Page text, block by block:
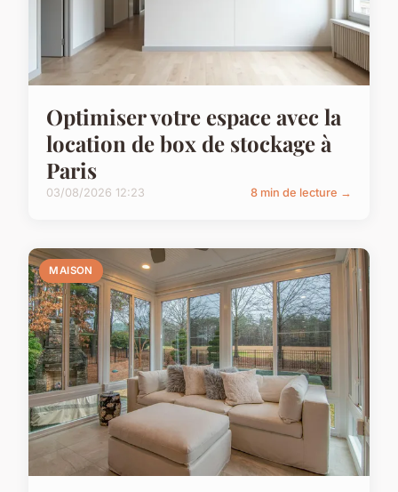
Optimiser votre espace avec la
location de box de stockage à
Paris
03/08/2026 12:23 8 min de lecture →
MAISON